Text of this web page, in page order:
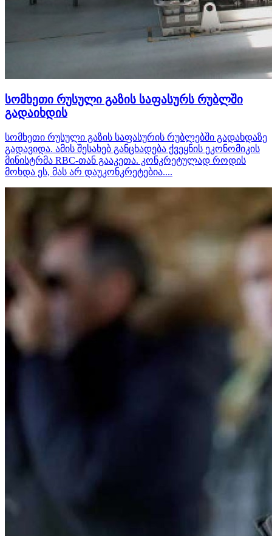
სომხეთი რუსული გაზის საფასურს რუბლში
გადაიხდის
სომხეთი რუსული გაზის საფასურის რუბლებში გადახდაზე
გადავიდა. ამის შესახებ განცხადება ქვეყნის ეკონომიკის
მინისტრმა RBC-თან გააკეთა. კონკრეტულად როდის
მოხდა ეს, მას არ დაუკონკრეტებია....